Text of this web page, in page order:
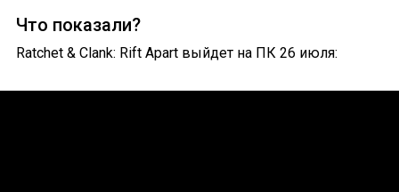
Что показали?
Ratchet & Clank: Rift Apart выйдет на ПК 26 июля: